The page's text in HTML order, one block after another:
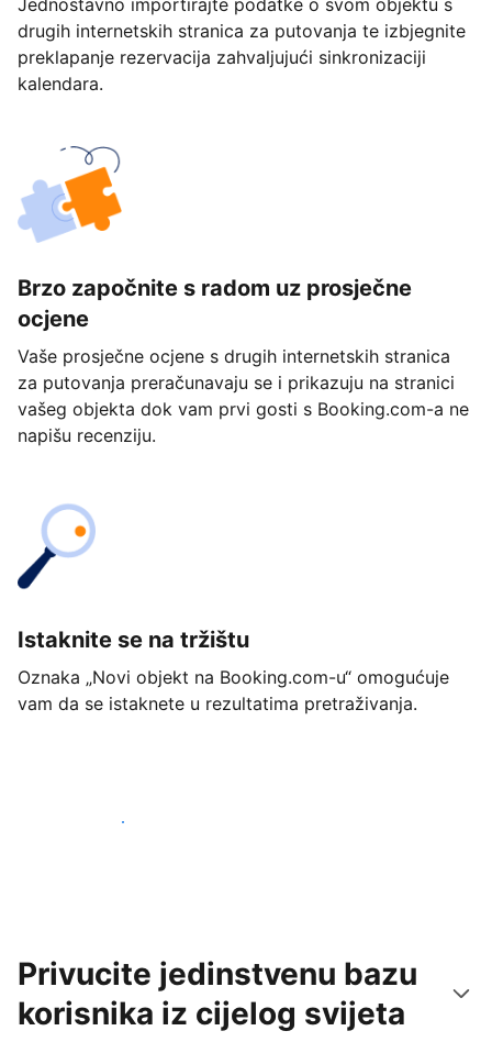
Jednostavno importirajte podatke o svom objektu s
drugih internetskih stranica za putovanja te izbjegnite
preklapanje rezervacija zahvaljujući sinkronizaciji
kalendara.
Brzo započnite s radom uz prosječne
ocjene
Vaše prosječne ocjene s drugih internetskih stranica
za putovanja preračunavaju se i prikazuju na stranici
vašeg objekta dok vam prvi gosti s Booking.com-a ne
napišu recenziju.
Istaknite se na tržištu
Oznaka „Novi objekt na Booking.com-u“ omogućuje
vam da se istaknete u rezultatima pretraživanja.
Započnite već danas
Privucite jedinstvenu bazu
korisnika iz cijelog svijeta